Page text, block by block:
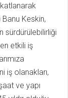
katlanarak
Keskin,
sürdürülebilirliği
etkili iş
iş olanakları,
ve yapı